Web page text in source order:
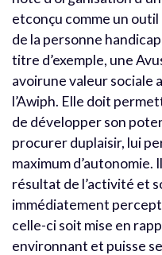
etconçu comme un
de la personne
titre d’exemple, une
avoirune valeur sociale
l’Awiph. Elle doit
de développer son
procurer duplaisir, lui
maximum
résultat de l’activité et
immédiatement
celle-ci soit mise en
environnant et puisse